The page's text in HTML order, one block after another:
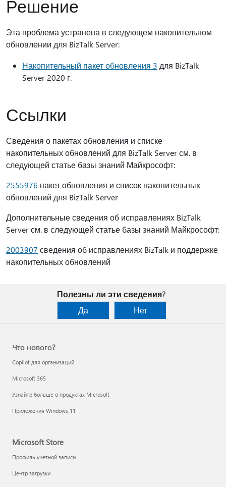
Решение
Эта проблема устранена в следующем накопительном
обновлении для BizTalk Server:
Накопительный пакет обновления 3 для BizTalk
Server 2020 г.
Ссылки
Сведения о пакетах обновления и списке
накопительных обновлений для BizTalk Server см. в
следующей статье базы знаний Майкрософт:
2555976 пакет обновления и список накопительных
обновлений для BizTalk Server
Дополнительные сведения об исправлениях BizTalk
Server см. в следующей статье базы знаний Майкрософт:
2003907 сведения об исправлениях BizTalk и поддержке
накопительных обновлений
Полезны ли эти сведения?
Да
Нет
Что нового?
Copilot для организаций
Microsoft 365
Узнайте больше о продуктах Microsoft
Приложения Windows 11
Microsoft Store
Профиль учетной записи
Центр загрузки